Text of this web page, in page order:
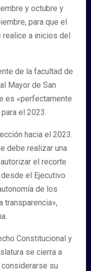
y octubre y
para que el
realice a inicios del
de la facultad de
Mayor de San
es «perfectamente
el 2023.
hacia el 2023.
debe realizar una
el recorte
el Ejecutivo
de los
transparencia»,
Constitucional y
se cierra a
su